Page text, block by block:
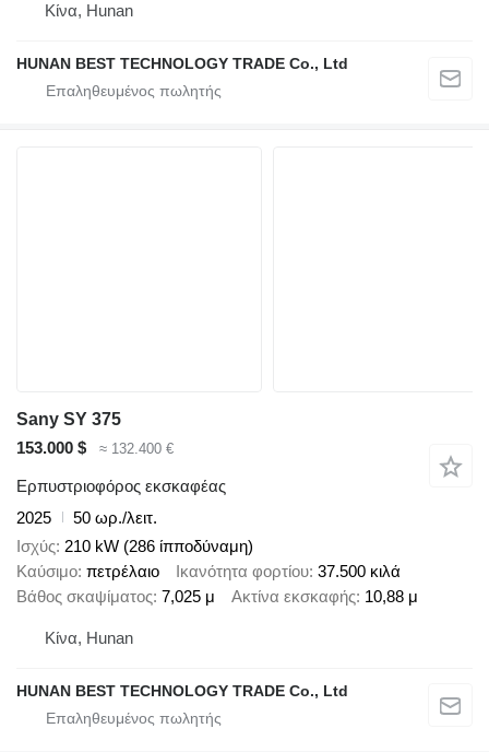
Κίνα, Hunan
HUNAN BEST TECHNOLOGY TRADE Co., Ltd
Sany SY 375
153.000 $
≈ 132.400 €
Ερπυστριοφόρος εκσκαφέας
2025
50 ωρ./λειτ.
Ισχύς 210 kW (286 ίπποδύναμη)
Καύσιμο πετρέλαιο Ικανότητα φορτίου 37.500 κιλά
Βάθος σκαψίματος 7,025 μ Ακτίνα εκσκαφής 10,88 μ
Κίνα, Hunan
HUNAN BEST TECHNOLOGY TRADE Co., Ltd